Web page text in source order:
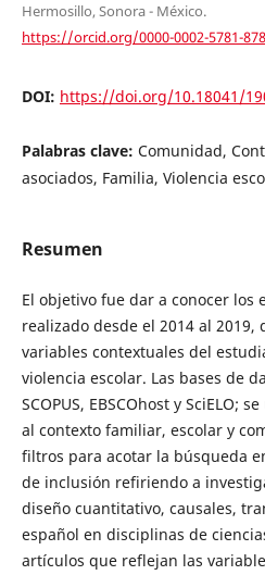
Hermosillo, Sonora - México.
https://orcid.org/0000-0002-5781-
DOI: https://doi.org/10.18041/
Palabras clave: Comunidad,
asociados, Familia, Violencia
Resumen
El objetivo fue dar a conocer los
realizado desde el 2014 al 2019,
variables contextuales del
violencia escolar. Las bases de
SCOPUS, EBSCOhost y SciELO;
al contexto familiar, escolar y
filtros para acotar la búsqueda
de inclusión refiriendo a
diseño cuantitativo, causales,
español en disciplinas de
artículos que reflejan las